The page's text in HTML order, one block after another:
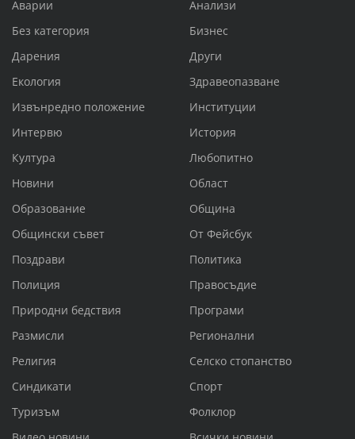
Аварии
Анализи
Без категория
Бизнес
Дарения
Други
Екология
Здравеопазване
Извънредно положение
Институции
Интервю
История
Култура
Любопитно
Новини
Област
Образование
Община
Общински съвет
От Фейсбук
Поздрави
Политика
Полиция
Правосъдие
Природни бедствия
Програми
Размисли
Регионални
Религия
Селско стопанство
Синдикати
Спорт
Туризъм
Фолклор